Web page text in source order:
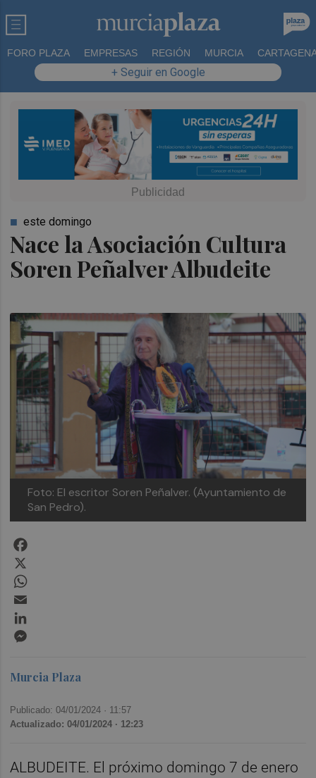
FORO PLAZA EMPRESAS REGIÓN MURCIA
+ Seguir en Google
Nace la Asociación Cultura
Soren Peñalver Albudeite
este domingo
Foto: El escritor Soren Peñalver. (Ayuntamiento de
San Pedro).
Murcia Plaza
Publicado: 04/01/2024 · 11:57
Actualizado: 04/01/2024 · 12:23
ALBUDEITE. El próximo domingo 7 de enero